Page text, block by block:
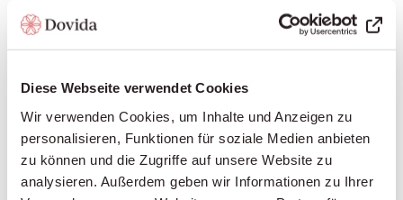
Diese Webseite verwendet Cookies
Wir verwenden Cookies, um Inhalte und Anzeigen zu
personalisieren, Funktionen für soziale Medien anbieten
zu können und die Zugriffe auf unsere Website zu
analysieren. Außerdem geben wir Informationen zu Ihrer
und Mobilität, durch Krankenkassen
anerkannt – damit Sie sich sicher und